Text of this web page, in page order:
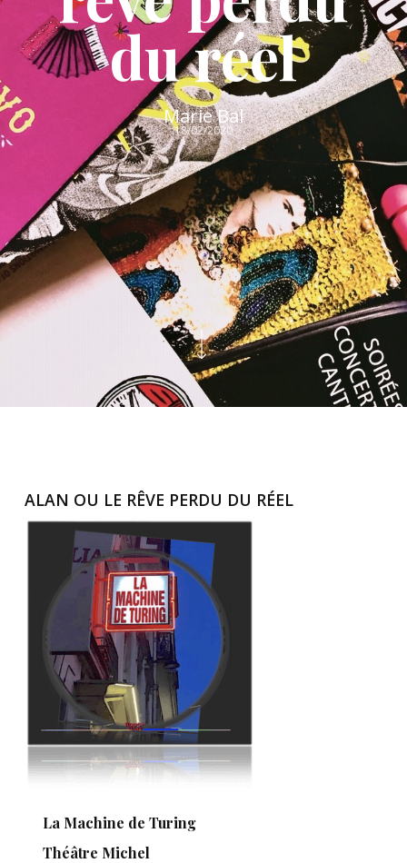
du réel
Marie Bal
18/02/2020
ALAN OU LE RÊVE PERDU DU RÉEL
La Machine de Turing
Théâtre Michel